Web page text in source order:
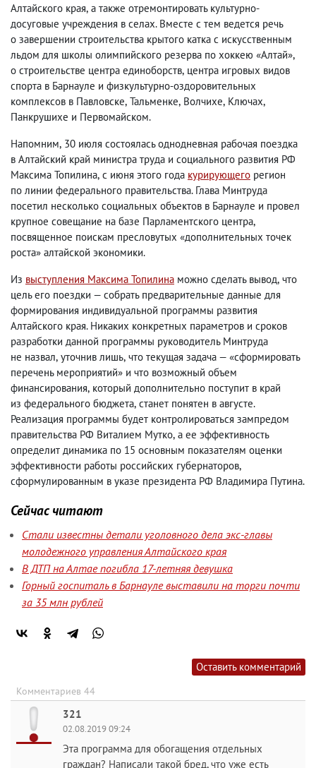
Алтайского края, а также отремонтировать культурно-
досуговые учреждения в селах. Вместе с тем ведется речь
о завершении строительства крытого катка с искусственным
льдом для школы олимпийского резерва по хоккею «Алтай»,
о строительстве центра единоборств, центра игровых видов
спорта в Барнауле и физкультурно-оздоровительных
комплексов в Павловске, Тальменке, Волчихе, Ключах,
Панкрушихе и Первомайском.
Напомним, 30 июля состоялась однодневная рабочая поездка
в Алтайский край министра труда и социального развития РФ
Максима Топилина, с июня этого года курирующего регион
по линии федерального правительства. Глава Минтруда
посетил несколько социальных объектов в Барнауле и провел
крупное совещание на базе Парламентского центра,
посвященное поискам пресловутых «дополнительных точек
роста» алтайской экономики.
Из выступления Максима Топилина можно сделать вывод, что
цель его поездки — собрать предварительные данные для
формирования индивидуальной программы развития
Алтайского края. Никаких конкретных параметров и сроков
разработки данной программы руководитель Минтруда
не назвал, уточнив лишь, что текущая задача — «сформировать
перечень мероприятий» и что возможный объем
финансирования, который дополнительно поступит в край
из федерального бюджета, станет понятен в августе.
Реализация программы будет контролироваться зампредом
правительства РФ Виталием Мутко, а ее эффективность
определит динамика по 15 основным показателям оценки
эффективности работы российских губернаторов,
сформулированным в указе президента РФ Владимира Путина.
Сейчас читают
Стали известны детали уголовного дела экс-главы
молодежного управления Алтайского края
В ДТП на Алтае погибла 17-летняя девушка
Горный госпиталь в Барнауле выставили на торги почти
за 35 млн рублей
Оставить комментарий
Комментариев 44
321
02.08.2019 09:24
Эта программа для обогащения отдельных
граждан? Написали такой бред, что уже есть